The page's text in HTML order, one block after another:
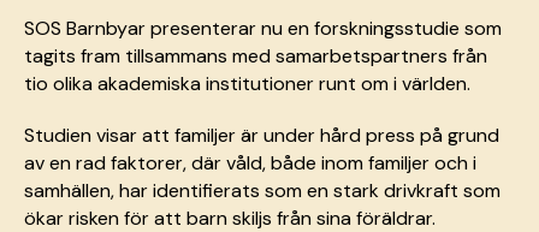
SOS Barnbyar presenterar nu en forskningsstudie som
tagits fram tillsammans med samarbetspartners från
tio olika akademiska institutioner runt om i världen.
Studien visar att familjer är under hård press på grund
av en rad faktorer, där våld, både inom familjer och i
samhällen, har identifierats som en stark drivkraft som
ökar risken för att barn skiljs från sina föräldrar.